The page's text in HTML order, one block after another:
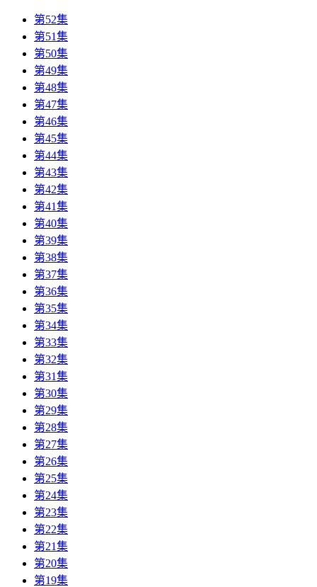
第52集
第51集
第50集
第49集
第48集
第47集
第46集
第45集
第44集
第43集
第42集
第41集
第40集
第39集
第38集
第37集
第36集
第35集
第34集
第33集
第32集
第31集
第30集
第29集
第28集
第27集
第26集
第25集
第24集
第23集
第22集
第21集
第20集
第19集